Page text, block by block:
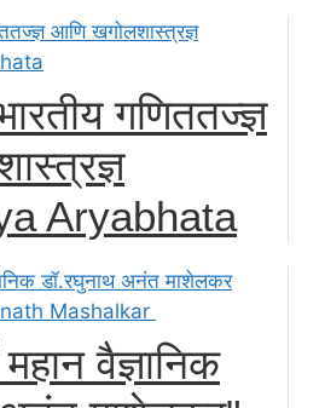
गणिततज्ज्ञ
Aryabhata
महान वैज्ञानिक